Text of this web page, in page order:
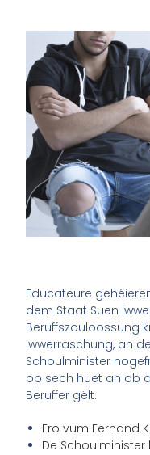
Educateure
dem Staat Suen
Beruffszouloossung
Iwwerraschung, an
Schoulminister
op sech huet an ob
Beruffer gëlt.
Fro vum Fernand
De